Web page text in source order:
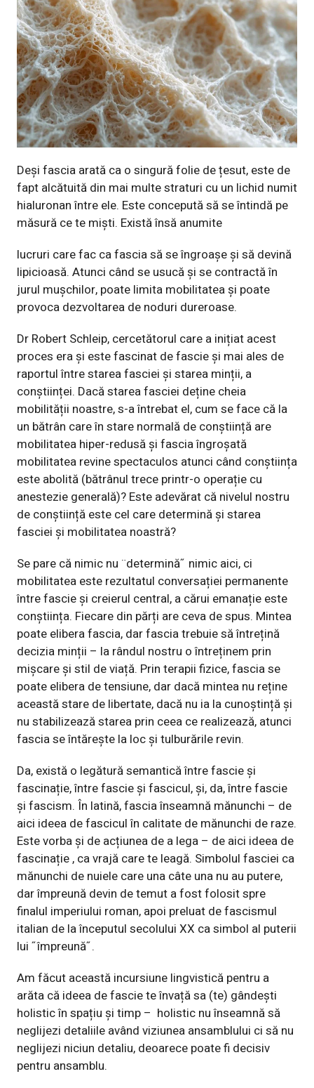
Deși fascia arată ca o singură folie de țesut, este de
fapt alcătuită din mai multe straturi cu un lichid numit
hialuronan între ele. Este concepută să se întindă pe
măsură ce te miști. Există însă anumite
lucruri care fac ca fascia să se îngroașe și să devină
lipicioasă. Atunci când se usucă și se contractă în
jurul mușchilor, poate limita mobilitatea și poate
provoca dezvoltarea de noduri dureroase.
Dr Robert Schleip, cercetătorul care a inițiat acest
proces era și este fascinat de fascie și mai ales de
raportul între starea fasciei și starea minții, a
conștiinței. Dacă starea fasciei deține cheia
mobilității noastre, s-a întrebat el, cum se face că la
un bătrân care în stare normală de conștiință are
mobilitatea hiper-redusă și fascia îngroșată
mobilitatea revine spectaculos atunci când conștiința
este abolită (bătrânul trece printr-o operație cu
anestezie generală)? Este adevărat că nivelul nostru
de conștiință este cel care determină și starea
fasciei și mobilitatea noastră?
Se pare că nimic nu ¨determină˝ nimic aici, ci
mobilitatea este rezultatul conversației permanente
între fascie și creierul central, a cărui emanație este
conștiința. Fiecare din părți are ceva de spus. Mintea
poate elibera fascia, dar fascia trebuie să întrețină
decizia minții – la rândul nostru o întreținem prin
mișcare și stil de viață. Prin terapii fizice, fascia se
poate elibera de tensiune, dar dacă mintea nu reține
această stare de libertate, dacă nu ia la cunoștință și
nu stabilizează starea prin ceea ce realizează, atunci
fascia se întărește la loc și tulburările revin.
Da, există o legătură semantică între fascie și
fascinație, între fascie și fascicul, și, da, între fascie
și fascism. În latină, fascia înseamnă mănunchi – de
aici ideea de fascicul în calitate de mănunchi de raze.
Este vorba și de acțiunea de a lega – de aici ideea de
fascinație , ca vrajă care te leagă. Simbolul fasciei ca
mănunchi de nuiele care una câte una nu au putere,
dar împreună devin de temut a fost folosit spre
finalul imperiului roman, apoi preluat de fascismul
italian de la începutul secolului XX ca simbol al puterii
lui ˝împreună˝.
Am făcut această incursiune lingvistică pentru a
arăta că ideea de fascie te învață sa (te) gândești
holistic în spațiu și timp – holistic nu înseamnă să
neglijezi detaliile având viziunea ansamblului ci să nu
neglijezi niciun detaliu, deoarece poate fi decisiv
pentru ansamblu.